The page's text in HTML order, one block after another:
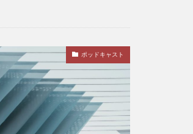
ポッドキャスト